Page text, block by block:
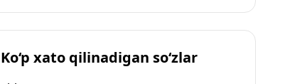
Ko‘p xato qilinadigan so‘zlar